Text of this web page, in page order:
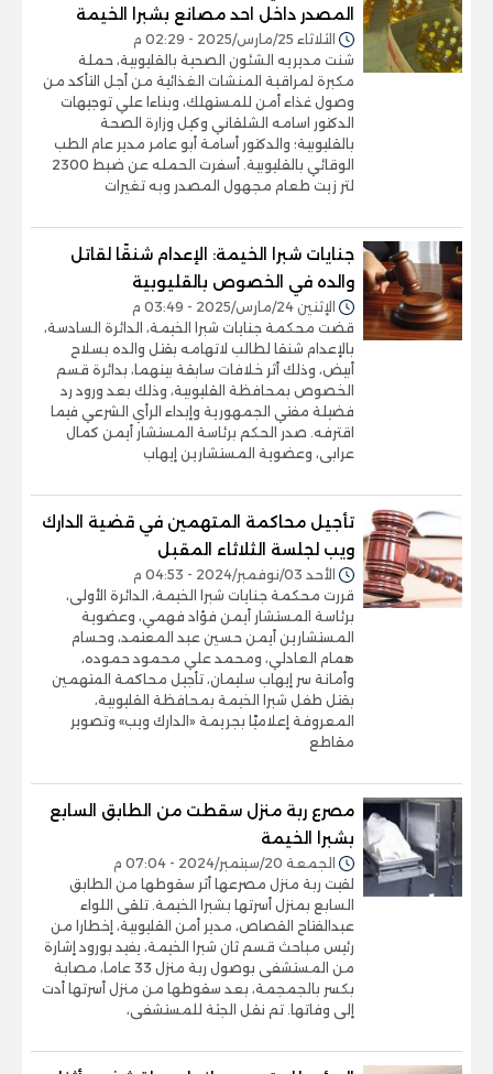
المصدر داخل احد مصانع بشبرا الخيمة
الثلاثاء 25/مارس/2025 - 02:29 م
شنت مديريه الشئون الصحية بالقليوبية، حملة
مكبرة لمراقبة المنشات الغذائية من أجل التأكد من
وصول غذاء أمن للمستهلك، وبناءا علي توجيهات
الدكتور اسامه الشلقاني وكيل وزارة الصحة
بالقليوبية؛ والدكتور أسامة أبو عامر مدير عام الطب
الوقائي بالقليوبية. أسفرت الحمله عن ضبط 2300
لتر زيت طعام مجهول المصدر وبه تغيرات
جنايات شبرا الخيمة: الإعدام شنقًا لقاتل
والده في الخصوص بالقليوبية
الإثنين 24/مارس/2025 - 03:49 م
قضت محكمة جنايات شبرا الخيمة، الدائرة السادسة،
بالإعدام شنقا لطالب لاتهامه بقتل والده بسلاح
أبيض، وذلك أثر خلافات سابقة بينهما، بدائرة قسم
الخصوص بمحافظة القليوبية، وذلك بعد ورود رد
فضيلة مفتي الجمهورية وإبداء الرأي الشرعي فيما
اقترفه. صدر الحكم برئاسة المستشار أيمن كمال
عرابى، وعضوية المستشارين إيهاب
تأجيل محاكمة المتهمين في قضية الدارك
ويب لجلسة الثلاثاء المقبل
الأحد 03/نوفمبر/2024 - 04:53 م
قررت محكمة جنايات شبرا الخيمة، الدائرة الأولى،
برئاسة المستشار أيمن فؤاد فهمي، وعضوية
المستشارين أيمن حسين عبد المعتمد، وحسام
همام العادلي، ومحمد علي محمود حموده،
وأمانة سر إيهاب سليمان، تأجيل محاكمة المتهمين
بقتل طفل شبرا الخيمة بمحافظة القليوبية،
المعروفة إعلاميًا بجريمة «الدارك ويب» وتصوير
مقاطع
مصرع ربة منزل سقطت من الطابق السابع
بشبرا الخيمة
الجمعة 20/سبتمبر/2024 - 07:04 م
لقيت ربة منزل مصرعها أثر سقوطها من الطابق
السابع بمنزل أسرتها بشبرا الخيمة. تلقى اللواء
عبدالفتاح القصاص، مدير أمن القليوبية، إخطارا من
رئيس مباحث قسم ثان شبرا الخيمة، يفيد بورود إشارة
من المستشفى بوصول ربة منزل 33 عاما، مصابة
بكسر بالجمجمة، بعد سقوطها من منزل أسرتها أدت
إلى وفاتها. تم نقل الجثة للمستشفى،